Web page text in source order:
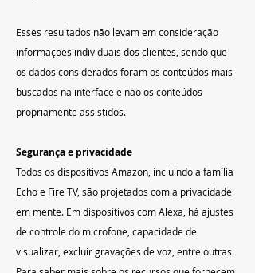
Esses resultados não levam em consideração
informações individuais dos clientes, sendo que
os dados considerados foram os conteúdos mais
buscados na interface e não os conteúdos
propriamente assistidos.
Segurança e privacidade
Todos os dispositivos Amazon, incluindo a família
Echo e Fire TV, são projetados com a privacidade
em mente. Em dispositivos com Alexa, há ajustes
de controle do microfone, capacidade de
visualizar, excluir gravações de voz, entre outras.